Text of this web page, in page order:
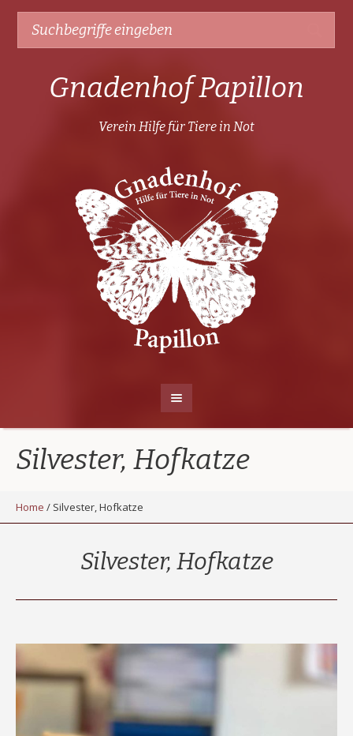
Gnadenhof Papillon
Verein Hilfe für Tiere in Not
Silvester, Hofkatze
Home / Silvester, Hofkatze
Silvester, Hofkatze